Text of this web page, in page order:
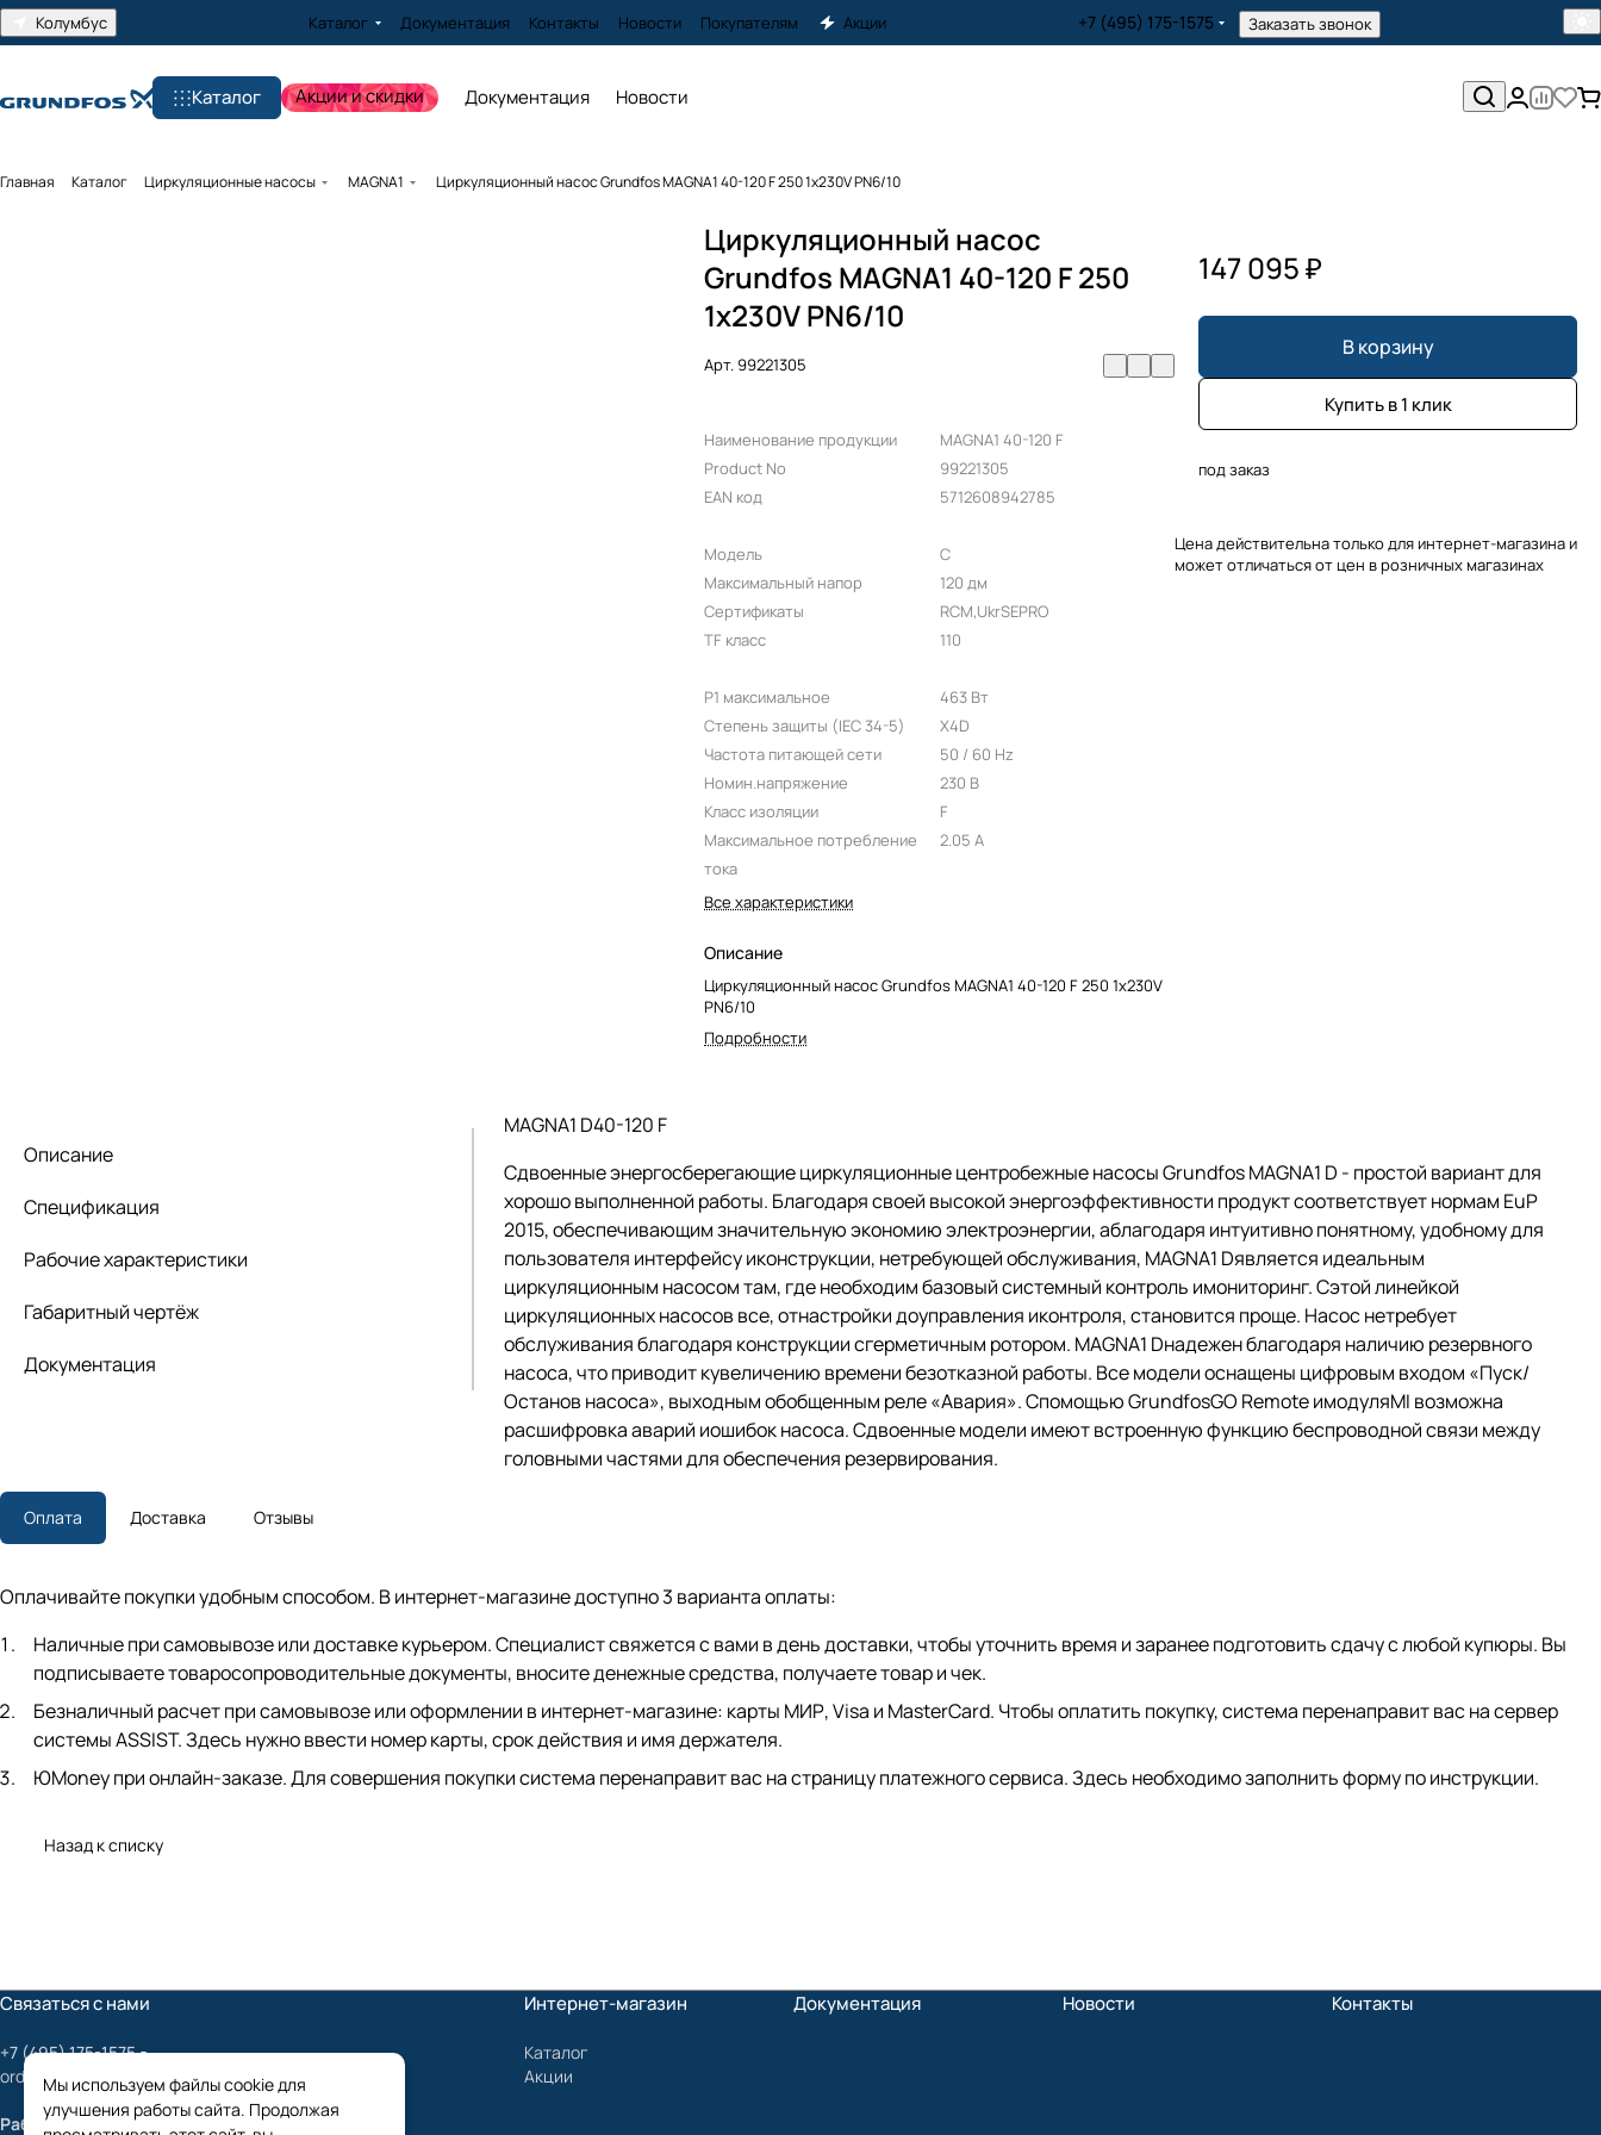
Колумбус Каталог Документация Контакты Новости Покупателям Акции +7 (495) 175-1575 Заказать звонок
Каталог Акции и скидки Документация Новости
Главная Каталог Циркуляционные насосы MAGNA1 Циркуляционный насос Grundfos MAGNA1 40-120 F 250 1x230V PN6/10
Циркуляционный насос
Grundfos MAGNA1 40-120 F 250
1x230V PN6/10
Арт.99221305
Наименование продукции
Product No
EAN код
MAGNA1 40-120 F
99221305
5712608942785
Модель
Максимальный напор
Сертификаты
TF класс
C
120 дм
RCM,UkrSEPRO
110
P1 максимальное
Степень защиты (IEC 34-5)
Частота питающей сети
Номин.напряжение
Класс изоляции
Максимальное потребление
тока
463 Вт
X4D
50 / 60 Hz
230 В
F
2.05 A
Все характеристики
Описание
Циркуляционный насос Grundfos MAGNA1 40-120 F 250 1x230V
PN6/10
Подробности
147 095 ₽
В корзину
Купить в 1 клик
под заказ
Цена действительна только для интернет-магазина и
может отличаться от цен в розничных магазинах
Описание
Спецификация
Рабочие характеристики
Габаритный чертёж
Документация
MAGNA1 D40-120 F
Сдвоенные энергосберегающие циркуляционные центробежные насосы Grundfos MAGNA1 D - простой вариант для
хорошо выполненной работы. Благодаря своей высокой энергоэффективности продукт соответствует нормам EuP
2015, обеспечивающим значительную экономию электроэнергии, аблагодаря интуитивно понятному, удобному для
пользователя интерфейсу иконструкции, нетребующей обслуживания, MAGNA1 Dявляется идеальным
циркуляционным насосом там, где необходим базовый системный контроль имониторинг. Сэтой линейкой
циркуляционных насосов все, отнастройки доуправления иконтроля, становится проще. Насос нетребует
обслуживания благодаря конструкции сгерметичным ротором. MAGNA1 Dнадежен благодаря наличию резервного
насоса, что приводит кувеличению времени безотказной работы. Все модели оснащены цифровым входом «Пуск/
Останов насоса», выходным обобщенным реле «Авария». Спомощью GrundfosGO Remote имодуляMI возможна
расшифровка аварий иошибок насоса. Сдвоенные модели имеют встроенную функцию беспроводной связи между
головными частями для обеспечения резервирования.
Оплата Доставка Отзывы
Оплачивайте покупки удобным способом. В интернет-магазине доступно 3 варианта оплаты:
Наличные при самовывозе или доставке курьером. Специалист свяжется с вами в день доставки, чтобы уточнить время и заранее подготовить сдачу с любой купюры. Вы
подписываете товаросопроводительные документы, вносите денежные средства, получаете товар и чек.
Безналичный расчет при самовывозе или оформлении в интернет-магазине: карты МИР, Visa и MasterCard. Чтобы оплатить покупку, система перенаправит вас на сервер
системы ASSIST. Здесь нужно ввести номер карты, срок действия и имя держателя.
ЮMoney при онлайн-заказе. Для совершения покупки система перенаправит вас на страницу платежного сервиса. Здесь необходимо заполнить форму по инструкции.
Назад к списку
Связаться с нами
+7 (495) 175-1575
order@mygrundfos.ru
Работаем только с юридическими лицами
Интернет-магазин
Каталог
Акции
Документация Новости Контакты
Мы используем файлы cookie для
улучшения работы сайта. Продолжая